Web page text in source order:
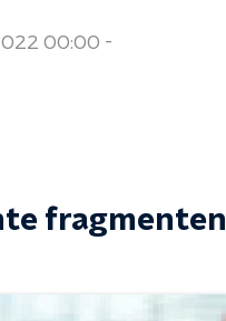
00:00 -
fragmenten